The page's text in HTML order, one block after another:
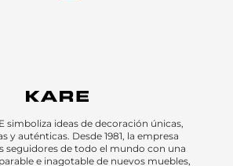
simboliza ideas de decoración únicas,
y auténticas. Desde 1981, la empresa
seguidores de todo el mundo con una
e inagotable de nuevos muebles,